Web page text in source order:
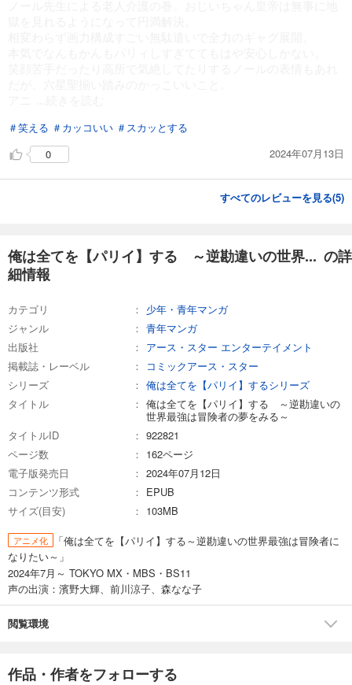
＃笑える ＃カッコいい ＃スカッとする
0
2024年07月13日
すべてのレビューを見る(5)
俺は全てを【パリイ】する ～逆勘違いの世界... の詳
細情報
カテゴリ
少年・青年マンガ
ジャンル
青年マンガ
出版社
アース・スター エンターテイメント
掲載誌・レーベル
コミックアース・スター
シリーズ
俺は全てを【パリイ】するシリーズ
タイトル
俺は全てを【パリイ】する ～逆勘違いの
世界最強は冒険者の夢をみる～
タイトルID
922821
ページ数
162ページ
電子版発売日
2024年07月12日
コンテンツ形式
EPUB
サイズ(目安)
103MB
アニメ化
「俺は全てを【パリイ】する～逆勘違いの世界最強は冒険者に
なりたい～」
2024年7月～ TOKYO MX・MBS・BS11
声の出演：濱野大輝、前川涼子、森なな子
閲覧環境
作品・作者をフォローする